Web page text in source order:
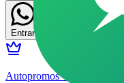
Entrar
Autopromos VIP 🚗🏁